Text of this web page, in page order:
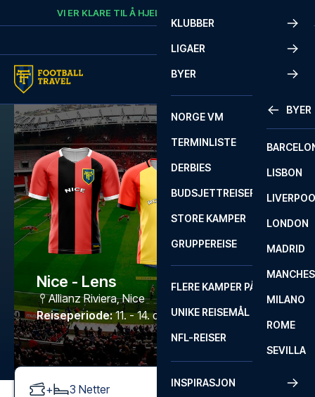
Skip to contentVI ER KLARE TIL Å HJELPE
KLUBBER
LIGAER
BYER
BYER
LISBON
LONDON
MADRID
MILANO
ROME
SEVILLA
NORGE VM
TERMINLISTE
DERBIES
BUDSJETTREISER
STORE KAMPER
GRUPPEREISE
FLERE KAMPER PÅ ÉN REISE
UNIKE REISEMÅL
NFL-REISER
INSPIRASJON
Nice - Lens
Allianz Riviera,Nice
Reiseperiode: 11. - 14. des. 2026
+ 3 Netter